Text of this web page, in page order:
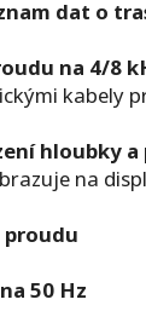
dat o
na 4/8
kabely
hloubky
na
50 Hz